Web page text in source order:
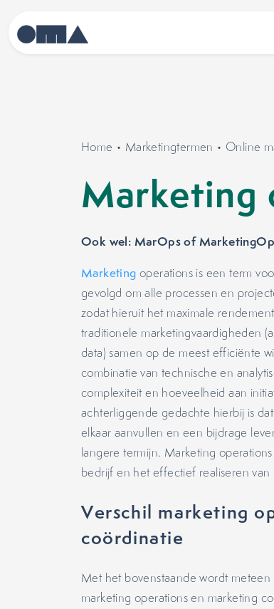
Home • Marketingtermen • Online
Marketing
Ook wel: MarOps of
Marketing operations is een term
gevolgd om alle processen en
zodat hieruit het maximale
traditionele marketingvaardigheden
data) samen op de meest efficiënte
combinatie van technische en
complexiteit en hoeveelheid aan
achterliggende gedachte hierbij is
elkaar aanvullen en een bijdrage
langere termijn. Marketing
bedrijf en het effectief realiseren van
Verschil marketing
coördinatie
Met het bovenstaande wordt
marketing operations en marketing